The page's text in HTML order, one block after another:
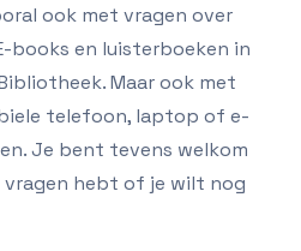
ook met vragen over
books en luisterboeken in
Maar ook met
telefoon, laptop of e-
Je bent tevens welkom
vragen hebt of je wilt nog